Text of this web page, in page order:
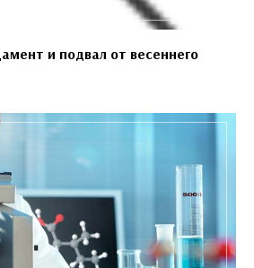
и подвал от весеннего